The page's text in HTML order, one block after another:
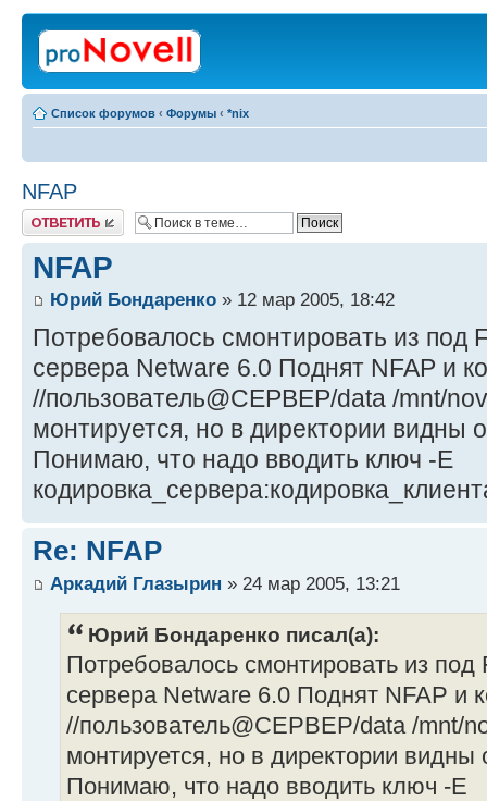
Список форумов ‹ Форумы ‹ *nix
NFAP
Ответить
NFAP
Юрий Бондаренко » 12 мар 2005, 18:42
Потребовалось смонтировать из под
сервера Netware 6.0 Поднят NFAP и
//пользователь@СЕРВЕР/data /mnt/
монтируется, но в директории видны
Понимаю, что надо вводить ключ -Е
Re: NFAP
Аркадий Глазырин » 24 мар 2005, 13:21
Юрий Бондаренко писал(а):
Потребовалось смонтировать из
сервера Netware 6.0 Поднят NFAP и
//пользователь@СЕРВЕР/data /mnt/
монтируется, но в директории видны
Понимаю, что надо вводить ключ -Е